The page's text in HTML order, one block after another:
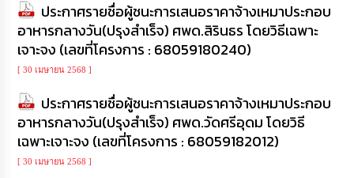
ประกาศรายชื่อผู้ชนะการเสนอราคาจ้างเหมาประกอบ
อาหารกลางวัน(ปรุงสำเร็จ) ศพด.สิรินธร โดยวิธีเฉพาะ
เจาะจง (เลขที่โครงการ : 68059180240)
[ 30 เมษายน 2568 ]
ประกาศรายชื่อผู้ชนะการเสนอราคาจ้างเหมาประกอบ
อาหารกลางวัน(ปรุงสำเร็จ) ศพด.วัดศรีอุดม โดยวิธี
เฉพาะเจาะจง (เลขที่โครงการ : 68059182012)
[ 30 เมษายน 2568 ]